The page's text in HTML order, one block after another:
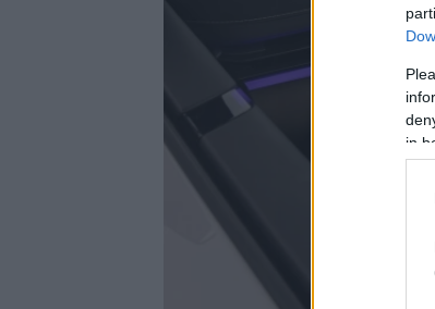
in